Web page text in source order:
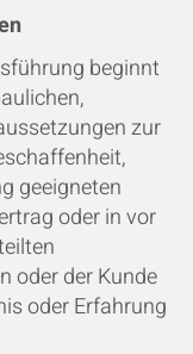
beginnt
zur
geeigneten
oder in vor
oder der Kunde
oder Erfahrung